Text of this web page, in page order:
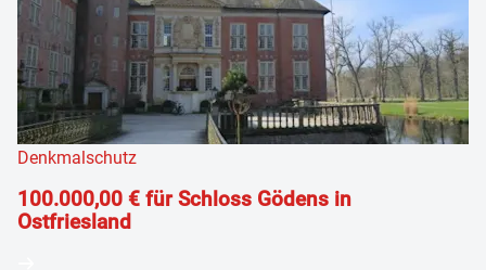
Denkmalschutz
100.000,00 € für Schloss Gödens in
Ostfriesland